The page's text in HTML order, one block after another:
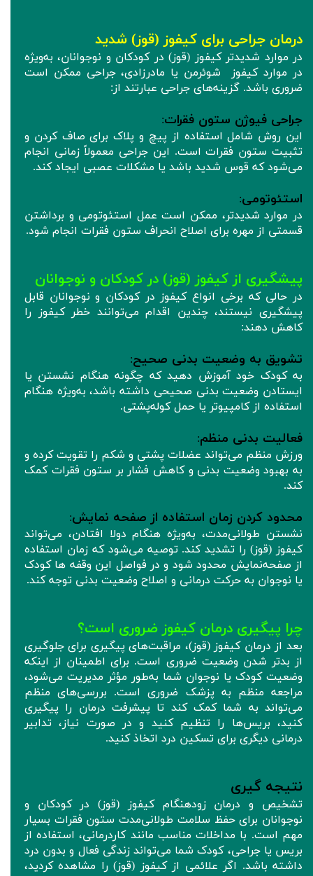
درمان جراحی برای کیفوز (قوز) شدید
در موارد شدیدتر کیفوز (قوز) در کودکان و نوجوانان، به‌ویژه
در موارد کیفوز شوئرمن یا مادرزادی، جراحی ممکن است
ضروری باشد. گزینه‌های جراحی عبارتند از:
جراحی فیوژن ستون فقرات:
این روش شامل استفاده از پیچ و پلاک برای صاف کردن و
تثبیت ستون فقرات است. این جراحی معمولاً زمانی انجام
می‌شود که قوس شدید باشد یا مشکلات عصبی ایجاد کند.
استئوتومی:
در موارد شدیدتر، ممکن است عمل استئوتومی و برداشتن
قسمتی از مهره برای اصلاح انحراف ستون فقرات انجام شود.
پیشگیری از کیفوز (قوز) در کودکان و نوجوانان
در حالی که برخی انواع کیفوز در کودکان و نوجوانان قابل
پیشگیری نیستند، چندین اقدام می‌توانند خطر کیفوز را
کاهش دهند:
تشویق به وضعیت بدنی صحیح:
به کودک خود آموزش دهید که چگونه هنگام نشستن یا
ایستادن وضعیت بدنی صحیحی داشته باشد، به‌ویژه هنگام
استفاده از کامپیوتر یا حمل کوله‌پشتی.
فعالیت بدنی منظم:
ورزش منظم می‌تواند عضلات پشتی و شکم را تقویت کرده و
به بهبود وضعیت بدنی و کاهش فشار بر ستون فقرات کمک
کند.
محدود کردن زمان استفاده از صفحه‌ نمایش:
نشستن طولانی‌مدت، به‌ویژه هنگام دولا افتادن، می‌تواند
کیفوز (قوز) را تشدید کند. توصیه می‌شود که زمان استفاده
از صفحه‌نمایش محدود شود و در فواصل این وقفه ها کودک
یا نوجوان به حرکت درمانی و اصلاح وضعیت بدنی توجه کند.
چرا پیگیری درمان کیفوز ضروری است؟
بعد از درمان کیفوز (قوز)، مراقبت‌های پیگیری برای جلوگیری
از بدتر شدن وضعیت ضروری است. برای اطمینان از اینکه
وضعیت کودک یا نوجوان شما به‌طور مؤثر مدیریت می‌شود،
مراجعه منظم به پزشک ضروری است. بررسی‌های منظم
می‌تواند به شما کمک کند تا پیشرفت درمان را پیگیری
کنید، بریس‌ها را تنظیم کنید و در صورت نیاز، تدابیر
درمانی دیگری برای تسکین درد اتخاذ کنید.
نتیجه‌ گیری
تشخیص و درمان زودهنگام کیفوز (قوز) در کودکان و
نوجوانان برای حفظ سلامت طولانی‌مدت ستون فقرات بسیار
مهم است. با مداخلات مناسب مانند کاردرمانی، استفاده از
بریس یا جراحی، کودک شما می‌تواند زندگی فعال و بدون درد
داشته باشد. اگر علائمی از کیفوز (قوز) را مشاهده کردید،